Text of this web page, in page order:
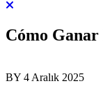
Cómo Ganar
BY 4 Aralık 2025